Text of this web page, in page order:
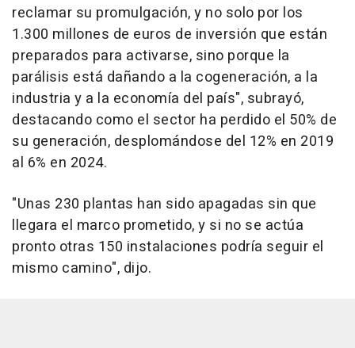
reclamar su promulgación, y no solo por los
1.300 millones de euros de inversión que están
preparados para activarse, sino porque la
parálisis está dañando a la cogeneración, a la
industria y a la economía del país", subrayó,
destacando como el sector ha perdido el 50% de
su generación, desplomándose del 12% en 2019
al 6% en 2024.
"Unas 230 plantas han sido apagadas sin que
llegara el marco prometido, y si no se actúa
pronto otras 150 instalaciones podría seguir el
mismo camino", dijo.